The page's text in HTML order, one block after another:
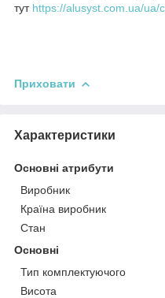
тут https://alusyst.com.ua/ua/
Приховати
Характеристики
Основні атрибути
Виробник
Країна виробник
Стан
Основні
Тип комплектуючого
Висота